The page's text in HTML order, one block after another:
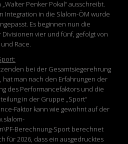
Penker Pokal“ ausschreibt.
Integration in die Slalom-ÖM wurde
Es beginnen nun die
vier und fünf, gefolgt von
Race.
bei der Gesamtsiegerehrung
man nach den Erfahrungen der
des Performancefaktors und die
in der Gruppe „Sport“
Faktor kann wie gewohnt auf der
Berechnung-Sport berechnet
für 2026, dass ein ausgedrucktes